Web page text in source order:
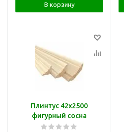
В корзину
Плинтус 42х2500
фигурный сосна